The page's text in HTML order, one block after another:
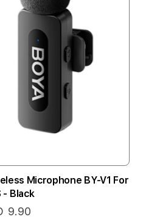
Microphone BY-V1 For
- Black
9.90